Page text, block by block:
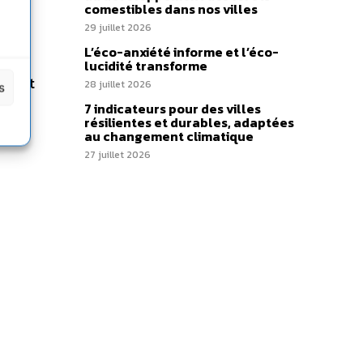
sont
comestibles dans nos villes
29 juillet 2026
L’éco-anxiété informe et l’éco-
lucidité transforme
28 juillet 2026
7 indicateurs pour des villes
résilientes et durables, adaptées
au changement climatique
27 juillet 2026